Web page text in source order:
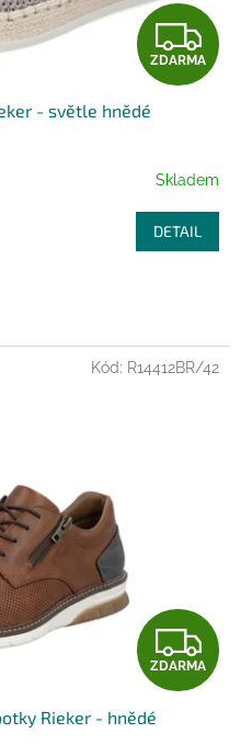
Z
D
R
M
A
ZDARMA
- světle hnědé
Skladem
DETAIL
Z
D
ZDARMA
Rieker - hnědé
Kód: R14412BR/42